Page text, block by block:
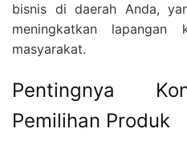
bisnis di daerah Anda,
meningkatkan lapangan
masyarakat.
Pentingnya
Pemilihan Produk